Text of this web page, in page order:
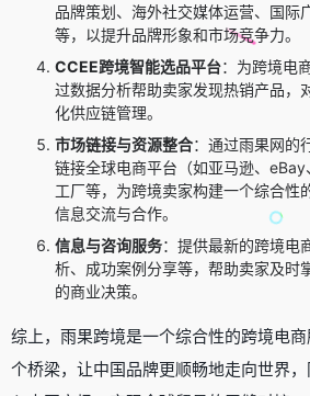
品牌策划、海外社交媒体运营、国际
等，以提升品牌形象和市场竞争力。
CCEE跨境智能选品平台：为跨境电
过数据分析帮助卖家发现热销产品，
化供应链管理。
市场链接与资源整合：通过雨果网的
链接全球电商平台（如亚马逊、eBay
工厂等，为跨境卖家构建一个综合性
信息交流与合作。
信息与咨询服务：提供最新的跨境电
析、成功案例分享等，帮助卖家及时
的商业决策。
综上，雨果跨境是一个综合性的跨境电
个桥梁，让中国品牌更顺畅地走向世界